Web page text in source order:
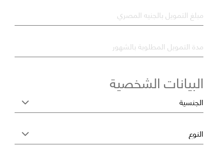
مبلغ التمويل بالجنيه المصري
مدة التمويل المطلوبة بالشهور
البيانات الشخصية